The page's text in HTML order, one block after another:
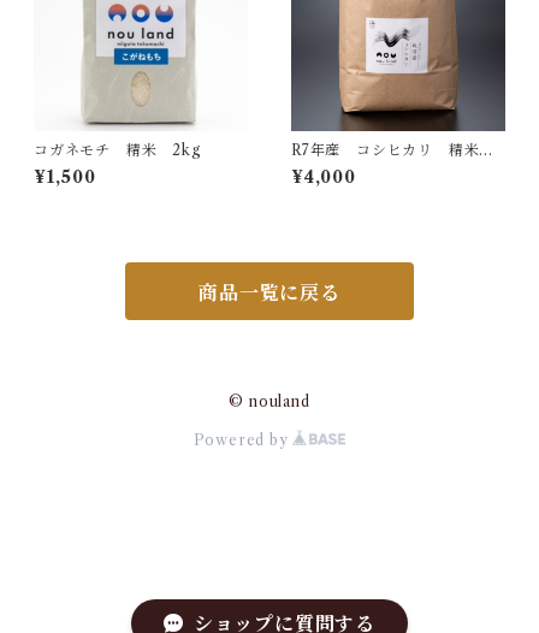
ショップに質問する
コガネモチ 精米 2kg
¥1,500
R7年産 コシヒカリ 精米 5
㎏×12回
¥4,000
商品一覧に戻る
© nouland
Powered by